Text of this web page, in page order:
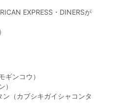
EXPRESS・DINERSが
ギンコウ）
）
（カブシキガイシャコンタ